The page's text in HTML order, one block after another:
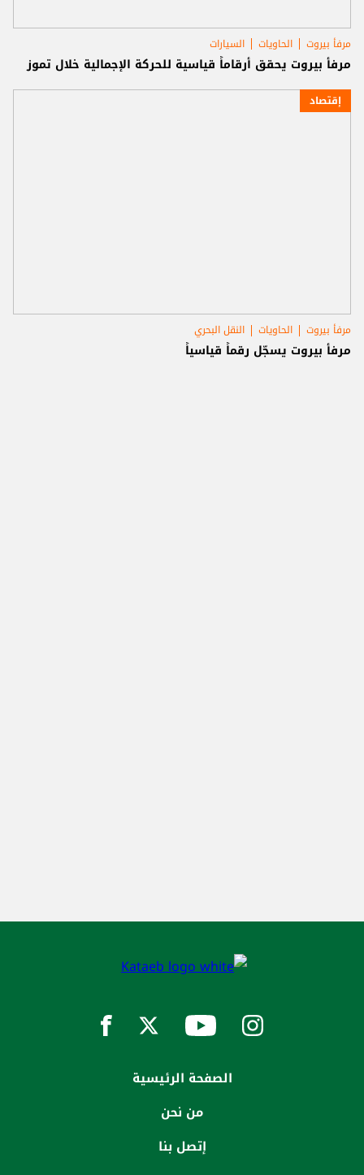
مرفأ بيروت الحاويات السيارات
مرفأ بيروت يحقق أرقاماً قياسية للحركة الإجمالية خلال تموز
إقتصاد
مرفأ بيروت الحاويات النقل البحري
مرفأ بيروت يسجّل رقماً قياسياً
الصفحة الرئيسية
من نحن
إتصل بنا